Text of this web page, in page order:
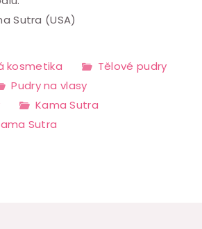
Sutra (USA)
kosmetika
Tělové pudry
Pudry na vlasy
Kama Sutra
Sutra